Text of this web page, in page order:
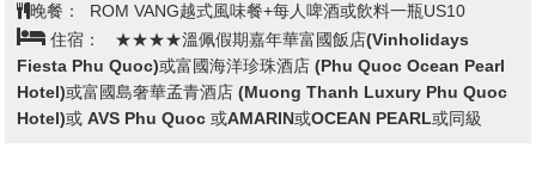
晚餐：
ROM VANG越式風味餐+每人啤酒或飲料一瓶US10
住宿：
★★★★溫佩假期嘉年華富國飯店(Vinholidays
Fiesta Phu Quoc)或富國海洋珍珠酒店 (Phu Quoc Ocean Pearl
Hotel)或富國島奢華孟青酒店 (Muong Thanh Luxury Phu Quoc
Hotel)或 AVS Phu Quoc 或AMARIN或OCEAN PEARL或同級